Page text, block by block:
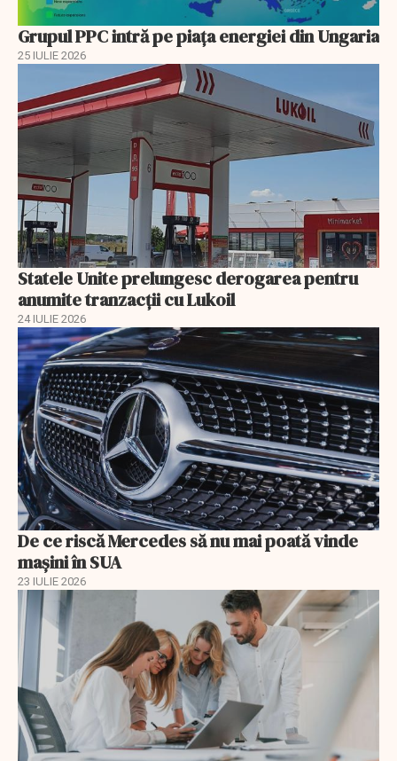
Grupul PPC intră pe piața energiei din Ungaria
25 IULIE 2026
Statele Unite prelungesc derogarea pentru
anumite tranzacții cu Lukoil
24 IULIE 2026
De ce riscă Mercedes să nu mai poată vinde
mașini în SUA
23 IULIE 2026